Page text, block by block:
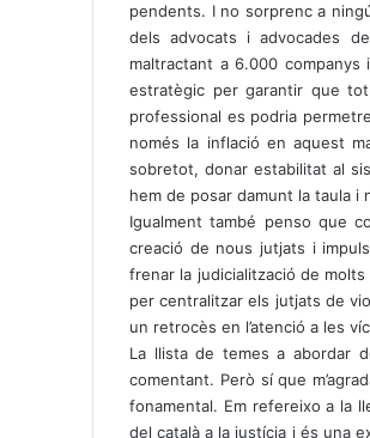
pendents. I no sorprenc a
dels advocats i advocades
maltractant a 6.000
estratègic per garantir que
professional es podria
només la inflació en aquest
sobretot, donar estabilitat al
hem de posar damunt la taula
Igualment també penso que
creació de nous jutjats i
frenar la judicialització de
per centralitzar els jutjats de
un retrocès en l’atenció a les
La llista de temes a abordar
comentant. Però sí que
fonamental. Em refereixo a la
del català a la justícia i és una